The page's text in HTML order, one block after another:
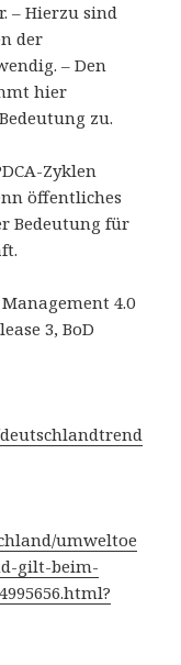
– Hierzu sind
der
– Den
hier
zu.
Zyklen
öffentliches
Bedeutung für
4.0
3, BoD
umweltoe
gilt-beim-